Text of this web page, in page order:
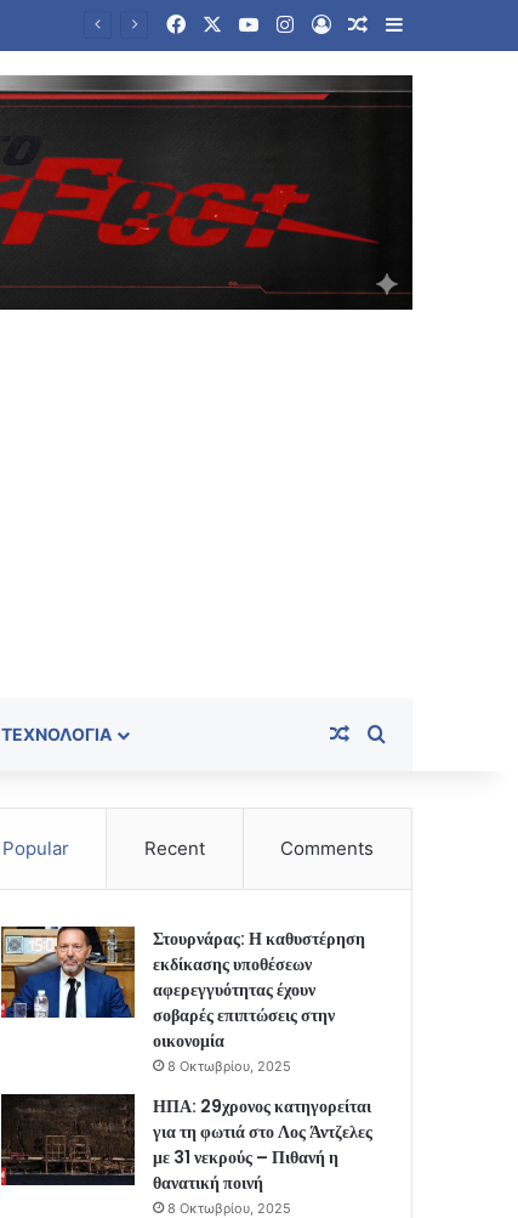
FacebookYouTubeInstagram
Log InRandom Article
Sidebar
ΤΕΧΝΟΛΟΓΊΑ Random Article
Popular Recent Comments
Στουρνάρας: Η καθυστέρηση
εκδίκασης υποθέσεων
αφερεγγυότητας έχουν
σοβαρές επιπτώσεις στην
οικονομία
8 Οκτωβρίου, 2025
ΗΠΑ: 29χρονος κατηγορείται
για τη φωτιά στο Λος Άντζελες
με 31 νεκρούς – Πιθανή η
θανατική ποινή
8 Οκτωβρίου, 2025